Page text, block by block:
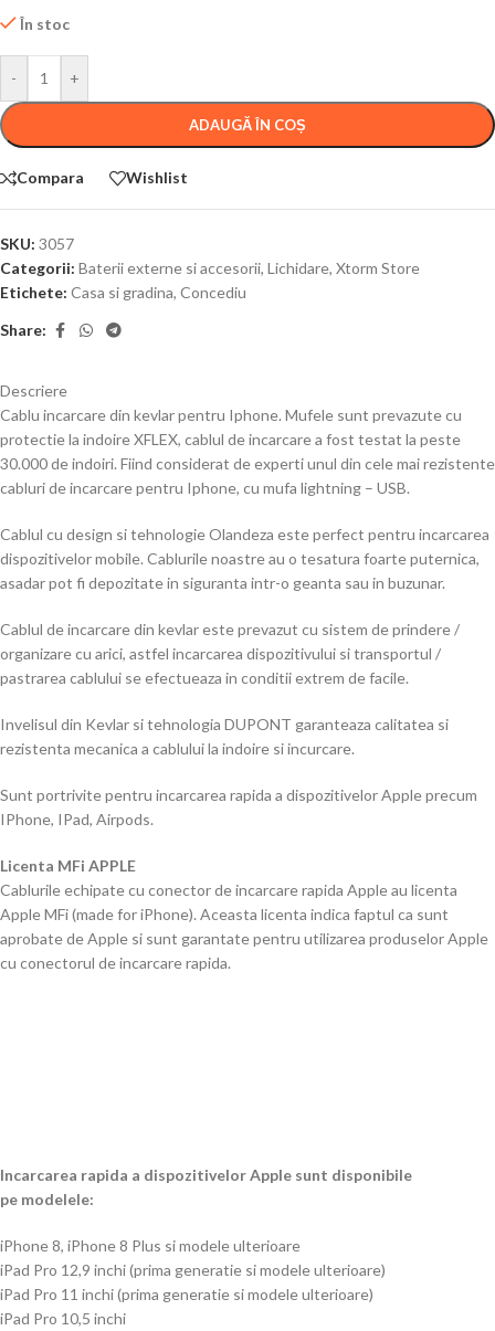
În stoc
- +
ADAUGĂ ÎN COȘ
Compara Wishlist
SKU: 3057
Categorii: Baterii externe si accesorii, Lichidare, Xtorm Store
Etichete: Casa si gradina, Concediu
Share:
Descriere
Cablu incarcare din kevlar pentru Iphone. Mufele sunt prevazute cu
protectie la indoire XFLEX, cablul de incarcare a fost testat la peste
30.000 de indoiri. Fiind considerat de experti unul din cele mai rezistente
cabluri de incarcare pentru Iphone, cu mufa lightning – USB.
Cablul cu design si tehnologie Olandeza este perfect pentru incarcarea
dispozitivelor mobile. Cablurile noastre au o tesatura foarte puternica,
asadar pot fi depozitate in siguranta intr-o geanta sau in buzunar.
Cablul de incarcare din kevlar este prevazut cu sistem de prindere /
organizare cu arici, astfel incarcarea dispozitivului si transportul /
pastrarea cablului se efectueaza in conditii extrem de facile.
Invelisul din Kevlar si tehnologia DUPONT garanteaza calitatea si
rezistenta mecanica a cablului la indoire si incurcare.
Sunt portrivite pentru incarcarea rapida a dispozitivelor Apple precum
IPhone, IPad, Airpods.
Licenta MFi APPLE
Cablurile echipate cu conector de incarcare rapida Apple au licenta
Apple MFi (made for iPhone). Aceasta licenta indica faptul ca sunt
aprobate de Apple si sunt garantate pentru utilizarea produselor Apple
cu conectorul de incarcare rapida.
Incarcarea rapida a dispozitivelor Apple sunt disponibile
pe modelele:
iPhone 8, iPhone 8 Plus si modele ulterioare
iPad Pro 12,9 inchi (prima generatie si modele ulterioare)
iPad Pro 11 inchi (prima generatie si modele ulterioare)
iPad Pro 10,5 inchi